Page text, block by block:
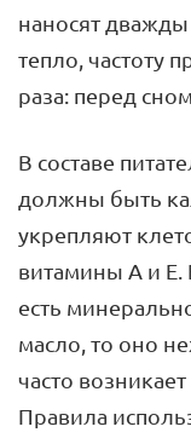
наносят дважды
тепло, частоту
раза: перед сном.
В составе
должны быть
укрепляют
витамины А и Е.
есть
масло, то оно
часто
Правила